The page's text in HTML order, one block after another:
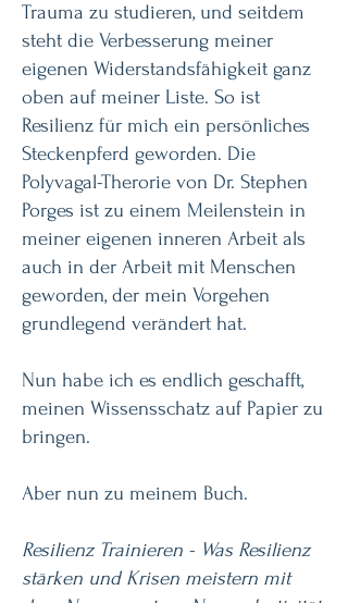
Trauma zu studieren, und seitdem
steht die Verbesserung meiner
eigenen Widerstandsfähigkeit ganz
oben auf meiner Liste. So ist
Resilienz für mich ein persönliches
Steckenpferd geworden. Die
Polyvagal-Therorie von Dr. Stephen
Porges ist zu einem Meilenstein in
meiner eigenen inneren Arbeit als
auch in der Arbeit mit Menschen
geworden, der mein Vorgehen
grundlegend verändert hat.
Nun habe ich es endlich geschafft,
meinen Wissensschatz auf Papier zu
bringen.
Aber nun zu meinem Buch.
Resilienz Trainieren - Was Resilienz
stärken und Krisen meistern mit